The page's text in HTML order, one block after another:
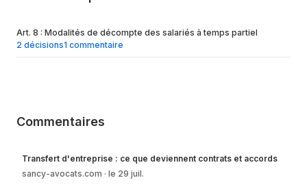
Art. 8 : Modalités de décompte des salariés à temps partiel
2 décisions1 commentaire
Commentaires
Transfert d'entreprise : ce que deviennent contrats et accords
sancy-avocats.com
le 29 juil.